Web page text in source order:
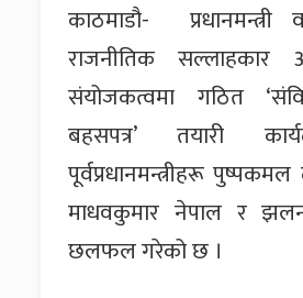
काठमाडौ- प्रधानमन्त्री
राजनीतिक सल्लाहकार
संयोजकत्वमा गठित
बहसपत्र’ तयारी
पूर्वप्रधानमन्त्रीहरू पुष्पकमल
माधवकुमार नेपाल र
छलफल गरेको छ ।